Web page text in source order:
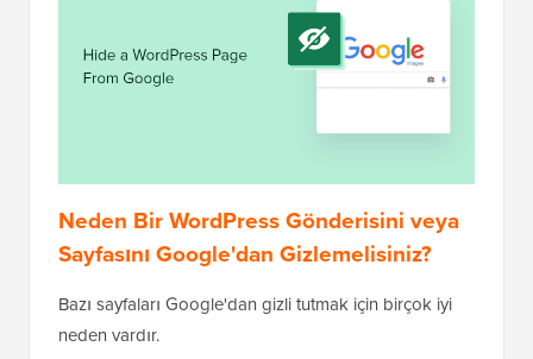
Neden Bir WordPress Gönderisini veya
Sayfasını Google'dan Gizlemelisiniz?
Bazı sayfaları Google'dan gizli tutmak için birçok iyi
neden vardır.